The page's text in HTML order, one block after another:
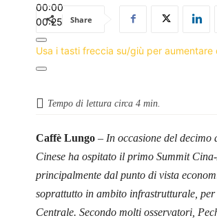
00:00
00:25
Usa i tasti freccia su/giù per aumentare
Share
Tempo di lettura circa 4 min.
Caffè Lungo – In occasione del
Cinese ha ospitato il primo Summit
principalmente dal punto di vista
soprattutto in ambito infrastrutturale,
Centrale. Secondo molti osservatori,